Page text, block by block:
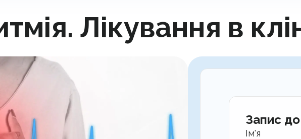
Лікування в
Запис до
Ім'я